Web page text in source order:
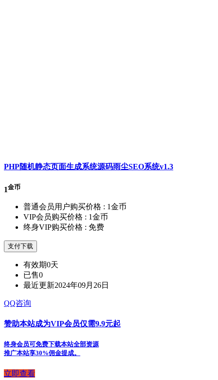
PHP随机静态页面生成系统源码雨尘SEO系统v1.3
1金币
普通会员用户购买价格 : 1金币
VIP会员购买价格 : 1金币
终身VIP购买价格 : 免费
支付下载
有效期0天
已售0
最近更新2024年09月26日
QQ咨询
赞助本站成为VIP会员仅需9.9元起
终身会员可免费下载本站全部资源
推广本站享30%佣金提成。
立即查看